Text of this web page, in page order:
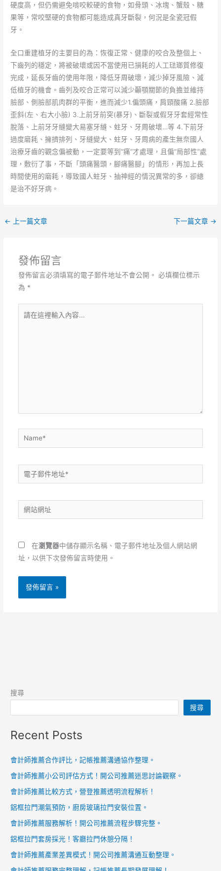
硬度高，但仍需避免啃咬較硬的食物，如骨頭、冰塊、蟹殼、糖
果等，常咬堅硬的食物都可能造成真牙斷裂，何況是全瓷冠假
牙。
全口重建植牙的主要目的為：恢復正常、健康的咬合及整個上、
下齒列的穩定，將被破壞或因不當使用已損耗的人工琺瑯質修復
完成，延長牙齒的使用年限，降低牙周破壞，減少掉牙風險、減
低植牙的機會。齒列及咬合正常可以減少顳顎關節的負擔並維持
臉部、側臉部肌肉群的平衡，進而減少1.偏頭痛，肩頸酸痛 2.臉部
歪斜(左、右大小臉) 3.上前牙前突(暴牙)、斷裂或假牙牙套經常性
脫落、上前牙牙縫變大易塞牙縫、蛀牙、牙周破壞…等 4.下前牙
過度磨耗、擁擠排列、牙縫變大、蛀牙、牙周病的產生無奈國人
治療牙齒的觀念偏被動，一定要等到”痛”才處理，且偏”局部性”處
理，敷衍了事，不斷「頭痛醫頭，腳痛醫腳」的情形，再加上長
時間使用的磨耗，導致國人蛀牙、抽神經的情況異常的多，卻總
是治不好牙病。
← 上一篇文章 下一篇文章 →
發佈留言
發佈留言必須填寫的電子郵件地址不會公開。 必填欄位標示
為 *
Name*
電
子
件
地
*
站
址
在瀏覽器中儲存顯示名稱、電子郵件地址及個人網站網
址，以供下次發佈留言時使用。
搜尋
搜尋
Recent Posts
會計師推薦合作評比，記帳推薦溝通協作整理。
會計師推薦小公司評估方式！開公司推薦迷思討論觀察。
會計師推薦比較方式，營登推薦透明流程解析！
鋁框拉門潮氣預防，廚房玻璃拉門安裝位置。
會計師推薦服務解析！開公司推薦流程步驟完整。
鋁框拉門套房採光！客廳拉門休憩分隔！
會計師推薦產業差異模式！開公司推薦溝通互動整理。